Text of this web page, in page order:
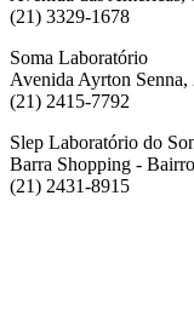
(21) 3329-1678
Soma Laboratório
Avenida Ayrton
(21) 2415-7792
Slep Laboratório do
Barra Shopping -
(21) 2431-8915